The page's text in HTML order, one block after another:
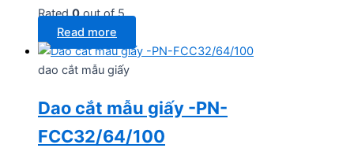
Rated0out of 5
Read more
dao cắt mẫu giấy
Dao cắt mẫu giấy -PN-
FCC32/64/100